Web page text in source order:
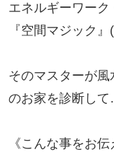
エネルギーワー
『空間マジック
そのマスターが
のお家を診断し
《こんな事をお伝